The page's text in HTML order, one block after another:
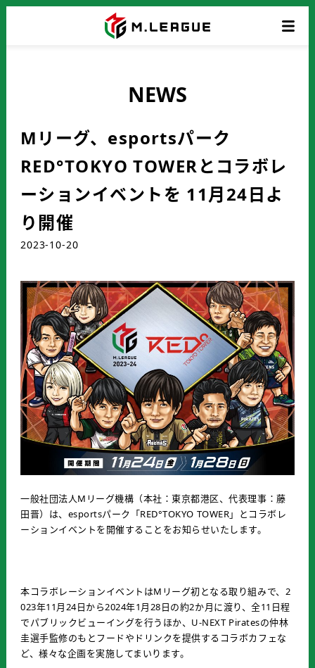
NEWS
Mリーグ、esportsパーク
RED°TOKYO TOWERとコラボレ
ーションイベントを 11月24日よ
り開催
2023-10-20
一般社団法人Mリーグ機構（本社：東京都港区、代表理事：藤
田晋）は、esportsパーク「RED°TOKYO TOWER」とコラボレ
ーションイベントを開催することをお知らせいたします。
本コラボレーションイベントはMリーグ初となる取り組みで、2
023年11月24日から2024年1月28日の約2か月に渡り、全11日程
でパブリックビューイングを行うほか、U-NEXT Piratesの仲林
圭選手監修のもとフードやドリンクを提供するコラボカフェな
ど、様々な企画を実施してまいります。